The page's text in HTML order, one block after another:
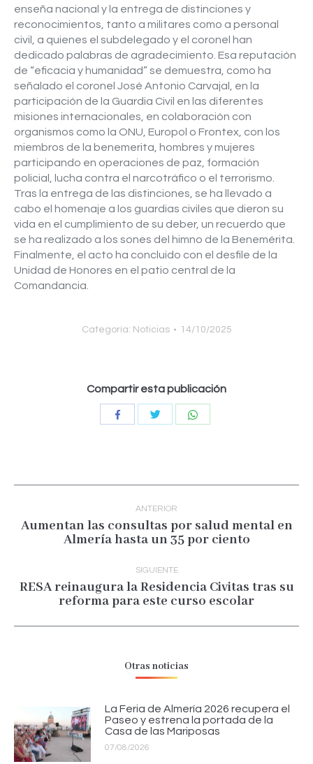
enseña nacional y la entrega de distinciones y
reconocimientos, tanto a militares como a personal
civil, a quienes el subdelegado y el coronel han
dedicado palabras de agradecimiento. Esa reputación
de “eficacia y humanidad” se demuestra, como ha
señalado el coronel José Antonio Carvajal, en la
participación de la Guardia Civil en las diferentes
misiones internacionales, en colaboración con
organismos como la ONU, Europol o Frontex, con los
miembros de la benemerita, hombres y mujeres
participando en operaciones de paz, formación
policial, lucha contra el narcotráfico o el terrorismo.
Tras la entrega de las distinciones, se ha llevado a
cabo el homenaje a los guardias civiles que dieron su
vida en el cumplimiento de su deber, un recuerdo que
se ha realizado a los sones del himno de la Benemérita.
Finalmente, el acto ha concluido con el desfile de la
Unidad de Honores en el patio central de la
Comandancia.
Categoría: Noticias 14/10/2025
Compartir esta publicación
CompartirCompartir
publicaciones
ANTERIOR
Publicación
anterior:
Aumentan las consultas por salud mental en
Almería hasta un 35 por ciento
SIGUIENTE
Publicación
siguiente:
RESA reinaugura la Residencia Civitas tras su
reforma para este curso escolar
Otras noticias
La Feria de Almería 2026 recupera el
Paseo y estrena la portada de la
Casa de las Mariposas
07/08/2026